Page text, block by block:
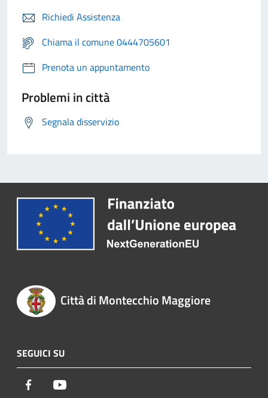
Richiedi Assistenza
Chiama il comune 0444705601
Prenota un appuntamento
Problemi in città
Segnala disservizio
Città di Montecchio Maggiore
SEGUICI SU
Facebook